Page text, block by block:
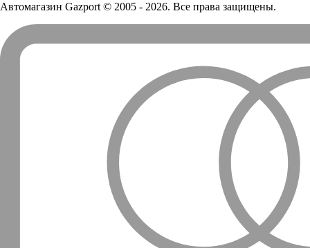
Автомагазин Gazport© 2005 - 2026. Все права защищены.